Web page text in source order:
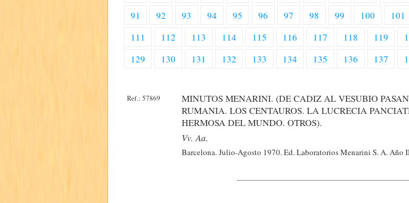
91
92 93 94 95 96 97 98 99 100 101
111
112 113 114 115 116 117 118 119
129
130 131 132 133 134 135 136 137
Ref.: 57869
MINUTOS MENARINI. (DE CADIZ AL VESUBIO
RUMANIA. LOS CENTAUROS. LA LUCRECIA
HERMOSA DEL MUNDO. OTROS).
Vv. Aa.
Barcelona. Julio-Agosto 1970. Ed. Laboratorios Menarini S. A. Año